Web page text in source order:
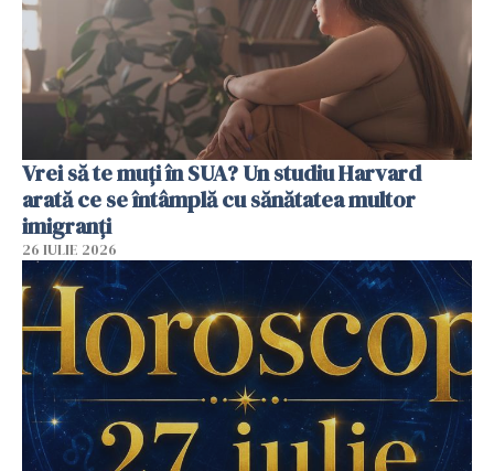
Vrei să te muți în SUA? Un studiu Harvard
arată ce se întâmplă cu sănătatea multor
imigranți
26 IULIE 2026